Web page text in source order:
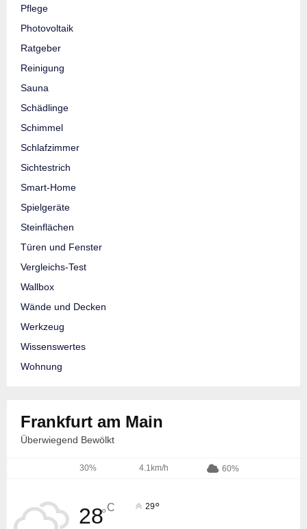
Pflege
Photovoltaik
Ratgeber
Reinigung
Sauna
Schädlinge
Schimmel
Schlafzimmer
Sichtestrich
Smart-Home
Spielgeräte
Steinflächen
Türen und Fenster
Vergleichs-Test
Wallbox
Wände und Decken
Werkzeug
Wissenswertes
Wohnung
Frankfurt am Main
Überwiegend Bewölkt
30% 4.1km/h 60%
28°C 29°